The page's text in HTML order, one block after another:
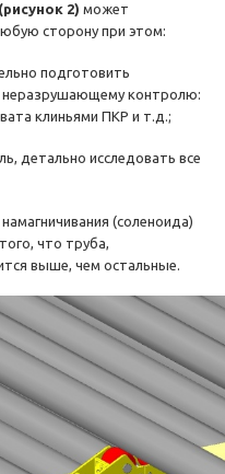
(рисунок 2) может
сторону при этом:
подготовить
неразрушающему контролю:
клиньями ПКР и т.д.;
детально исследовать все
(соленоида)
что труба,
выше, чем остальные.